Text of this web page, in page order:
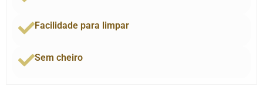
Facilidade para limpar
Sem cheiro